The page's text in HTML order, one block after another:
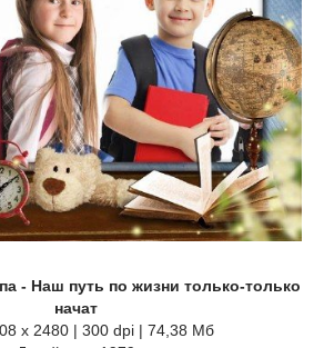
- Наш путь по жизни только-только
начат
x 2480 | 300 dpi | 74,38 Мб